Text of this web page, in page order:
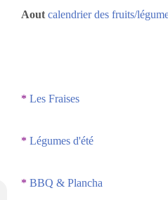
Aout calendrier des fruits/
* Les Fraises
* Légumes d'été
* BBQ & Plancha